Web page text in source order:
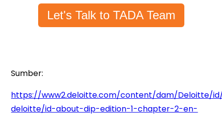
Let's Talk to TADA Team
Sumber:
https://www2.deloitte.com/content/dam/Deloitte/
deloitte/id-about-dip-edition-1-chapter-2-en-